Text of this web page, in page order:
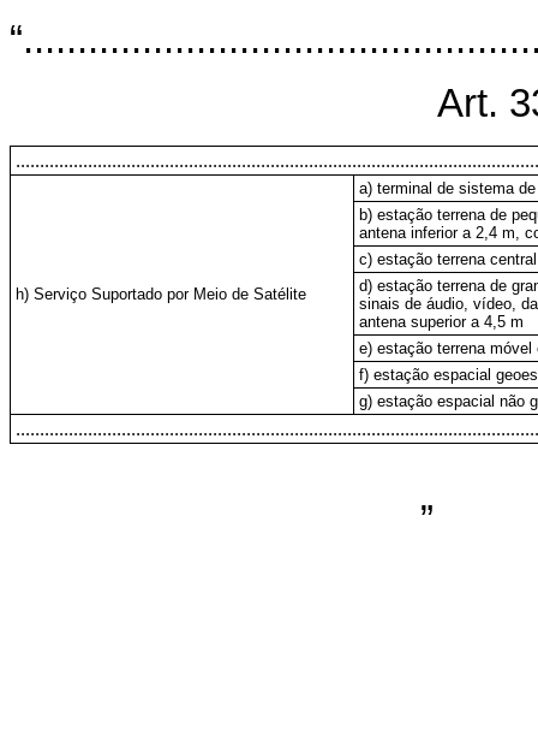
Art.
h) Serviço Suportado por Meio de Satélite
a) terminal de sistema
b) estação terrena de
antena inferior a 2,4 m,
c) estação terrena
d) estação terrena de
sinais de áudio, vídeo,
antena superior a 4,5 m
e) estação terrena
f) estação espacial
g) estação espacial não
”